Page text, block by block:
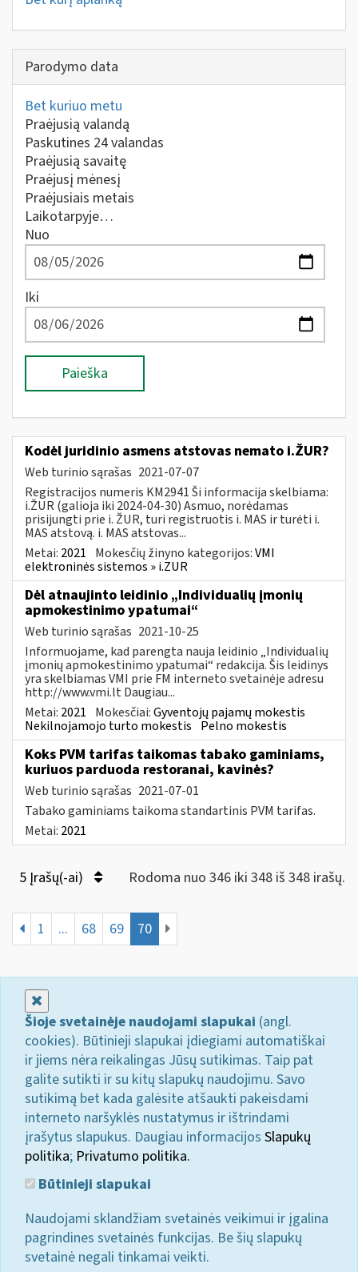
Parodymo data
Bet kuriuo metu
Praėjusią valandą
Paskutines 24 valandas
Praėjusią savaitę
Praėjusį mėnesį
Praėjusiais metais
Laikotarpyje…
Nuo
Iki
Paieška
Kodėl juridinio asmens atstovas nemato i.ŽUR?
Web turinio sąrašas 2021-07-07
Registracijos numeris KM2941 Ši informacija skelbiama:
i.ŽUR (galioja iki 2024-04-30) Asmuo, norėdamas
prisijungti prie i. ŽUR, turi registruotis i. MAS ir turėti i.
MAS atstovą. i. MAS atstovas...
Metai: 2021 Mokesčių žinyno kategorijos:VMI
elektroninės sistemos » i.ZUR
Dėl atnaujinto leidinio „Individualių įmonių
apmokestinimo ypatumai“
Web turinio sąrašas 2021-10-25
Informuojame, kad parengta nauja leidinio „Individualių
įmonių apmokestinimo ypatumai“ redakcija. Šis leidinys
yra skelbiamas VMI prie FM interneto svetainėje adresu
http://www.vmi.lt Daugiau...
Metai: 2021 Mokesčiai:Gyventojų pajamų mokestis
Nekilnojamojo turto mokestis Pelno mokestis
Koks PVM tarifas taikomas tabako gaminiams,
kuriuos parduoda restoranai, kavinės?
Web turinio sąrašas 2021-07-01
Tabako gaminiams taikoma standartinis PVM tarifas.
Metai: 2021
5 Įrašų(-ai) Rodoma nuo 346 iki 348 iš 348 irašų.
1 ... 68 69 70
Šioje svetainėje naudojami slapukai (angl.
cookies). Būtinieji slapukai įdiegiami automatiškai
ir jiems nėra reikalingas Jūsų sutikimas. Taip pat
galite sutikti ir su kitų slapukų naudojimu. Savo
sutikimą bet kada galėsite atšaukti pakeisdami
interneto naršyklės nustatymus ir ištrindami
įrašytus slapukus. Daugiau informacijos Slapukų
politika; Privatumo politika.
Būtinieji slapukai
Naudojami sklandžiam svetainės veikimui ir įgalina
pagrindines svetainės funkcijas. Be šių slapukų
svetainė negali tinkamai veikti.